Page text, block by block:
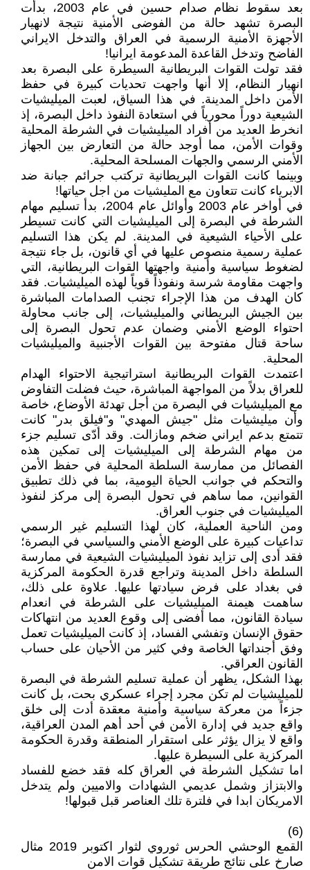
بعد سقوط نظام صدام حسين في عام 2003، بدأت
البصرة تشهد حالة من الفوضى الأمنية نتيجة لانهيار
الأجهزة الأمنية الرسمية في العراق والتدخل الايراني
الفاضح وتدخل القاعدة المدعومة ايرانيا!
فقد تولت القوات البريطانية السيطرة على البصرة بعد
انهيار النظام، إلا أنها واجهت تحديات كبيرة في حفظ
الأمن داخل المدينة. في هذا السياق، لعبت الميليشيات
الشيعية دوراً محورياً في استعادة النفوذ داخل البصرة، إذ
انخرط العديد من أفراد الميليشيات في الشرطة المحلية
وقوات الأمن، مما أوجد حالة من التعارض بين الجهاز
الأمني الرسمي والجهات المسلحة المحلية.
وبينما كانت القوات البريطانية تركتب جرائم جبانة ضد
الابرياء كانت تتعاون مع المليشيات من اجل حياتها!
في أواخر عام 2003 وأوائل عام 2004، بدأ تسليم مهام
الشرطة في البصرة إلى الميليشيات التي كانت تسيطر
على الأحياء الشيعية في المدينة. لم يكن هذا التسليم
عملية رسمية منصوص عليها في أي قانون، بل جاء نتيجة
لضغوط سياسية وأمنية واجهتها القوات البريطانية، التي
واجهت مقاومة شرسة ونفوذاً قوياً لهذه الميليشيات. فقد
كان الهدف من هذا الإجراء تجنب الصدامات المباشرة
بين الجيش البريطاني والميليشيات، إلى جانب محاولة
احتواء الوضع الأمني وضمان عدم تحول البصرة إلى
ساحة قتال مفتوحة بين القوات الأجنبية والميليشيات
المحلية.
اعتمدت القوات البريطانية استراتيجية الاحتواء الهدام
للعراق بدلاً من المواجهة المباشرة، حيث فضلت التفاوض
مع الميليشيات في البصرة من أجل تهدئة الأوضاع، خاصة
وأن ميليشيات مثل "جيش المهدي" و"فيلق بدر" كانت
تتمتع بدعم ايراني ضخم ومازالت. وقد أدّى تسليم جزء
من مهام الشرطة إلى الميليشيات إلى تمكين هذه
الفصائل من ممارسة السلطة المحلية في حفظ الأمن
والتحكم في جوانب الحياة اليومية، بما في ذلك تطبيق
القوانين، مما ساهم في تحول البصرة إلى مركز لنفوذ
الميليشيات في جنوب العراق.
ومن الناحية العملية، كان لهذا التسليم غير الرسمي
تداعيات كبيرة على الوضع الأمني والسياسي في البصرة؛
فقد أدى إلى تزايد نفوذ الميليشيات الشيعية في ممارسة
السلطة داخل المدينة وتراجع قدرة الحكومة المركزية
في بغداد على فرض سيادتها عليها. علاوة على ذلك،
ساهمت هيمنة الميليشيات على الشرطة في انعدام
سيادة القانون، مما أفضى إلى وقوع العديد من انتهاكات
حقوق الإنسان وتفشي الفساد، إذ كانت الميليشيات تعمل
وفق أجنداتها الخاصة وفي كثير من الأحيان على حساب
القانون العراقي.
بهذا الشكل، يظهر أن عملية تسليم الشرطة في البصرة
للميليشيات لم تكن مجرد إجراء عسكري بحت، بل كانت
جزءاً من معركة سياسية وأمنية معقدة أدت إلى خلق
واقع جديد في إدارة الأمن في أحد أهم المدن العراقية،
واقع لا يزال يؤثر على استقرار المنطقة وقدرة الحكومة
المركزية على السيطرة عليها.
اما تشكيل الشرطة في العراق كله فقد خضع للفساد
والابتزاز وشمل عديمي الشهادات والاميين ولم يتدخل
الامريكان ابدا في فلترة تلك العناصر قبل قبولها!
(6)
القمع الوحشي الحرس ثوروي لثوار اكتوبر 2019 مثال
صارخ على نتائج طريقة تشكيل قوات الامن